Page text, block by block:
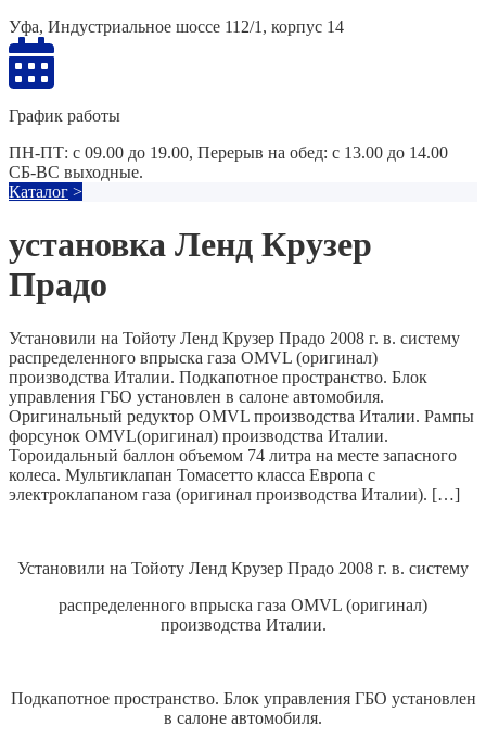
Уфа, Индустриальное шоссе 112/1, корпус 14
График работы
ПН-ПТ: с 09.00 до 19.00, Перерыв на обед: с 13.00 до 14.00
СБ-ВС выходные.
Каталог >
установка Ленд Крузер
Прадо
Установили на Тойоту Ленд Крузер Прадо 2008 г. в. систему
распределенного впрыска газа OMVL (оригинал)
производства Италии. Подкапотное пространство. Блок
управления ГБО установлен в салоне автомобиля.
Оригинальный редуктор OMVL производства Италии. Рампы
форсунок OMVL(оригинал) производства Италии.
Тороидальный баллон объемом 74 литра на месте запасного
колеса. Мультиклапан Томасетто класса Европа с
электроклапаном газа (оригинал производства Италии). […]
Установили на Тойоту Ленд Крузер Прадо 2008 г. в. систему
распределенного впрыска газа OMVL (оригинал)
производства Италии.
Подкапотное пространство. Блок управления ГБО установлен
в салоне автомобиля.